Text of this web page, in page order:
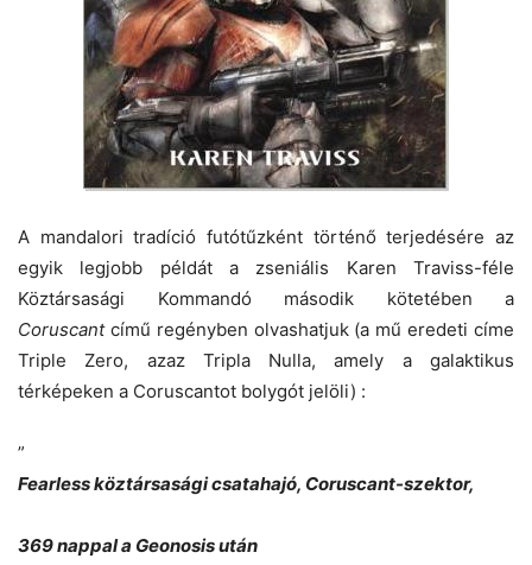
A mandalori tradíció futótűzként történő terjedésére az
egyik legjobb példát a zseniális Karen Traviss-féle
Köztársasági Kommandó második kötetében a
Coruscant című regényben olvashatjuk (a mű eredeti címe
Triple Zero, azaz Tripla Nulla, amely a galaktikus
térképeken a Coruscantot bolygót jelöli) :
”
Fearless köztársasági csatahajó, Coruscant-szektor,
369 nappal a Geonosis után